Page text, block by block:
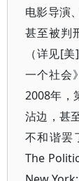
电影导演
甚至被判
（详见[
一个社会
2008年，
沾边，甚
不和谐罢
The